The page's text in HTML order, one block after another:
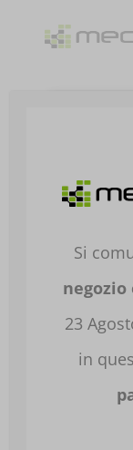
Home/
TABLET/
MDVD4T//A
Si
23
in